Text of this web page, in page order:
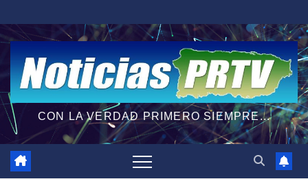
CON LA VERDAD PRIMERO SIEMPRE...